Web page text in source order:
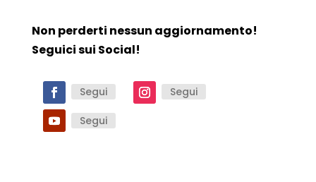
Non perderti nessun aggiornamento!
Seguici sui Social!
Segui Segui
Segui